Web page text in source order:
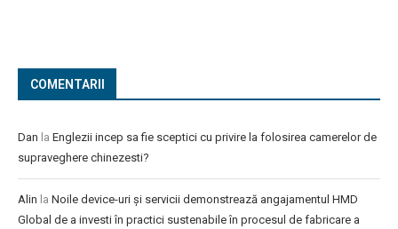
COMENTARII
Dan la Englezii incep sa fie sceptici cu privire la folosirea camerelor de
supraveghere chinezesti?
Alin la Noile device-uri și servicii demonstrează angajamentul HMD
Global de a investi în practici sustenabile în procesul de fabricare a